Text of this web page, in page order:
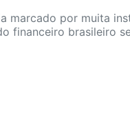
marcado por muita
financeiro brasileiro